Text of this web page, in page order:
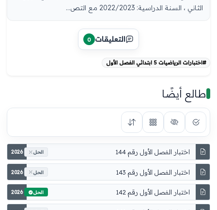
الثاني ، السنة الدراسية: 2022/2023 مع التص...
التعليقات 0
#اختبارات الرياضيات 5 ابتدائي الفصل الأول
طالع أيضًا
اختبار الفصل الأول رقم 144 2026 الحل
اختبار الفصل الأول رقم 143 2026 الحل
اختبار الفصل الأول رقم 142 2026 الحل